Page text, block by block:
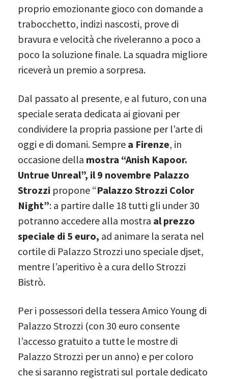
proprio emozionante gioco con domande a
trabocchetto, indizi nascosti, prove di
bravura e velocità che riveleranno a poco a
poco la soluzione finale. La squadra migliore
riceverà un premio a sorpresa.
Dal passato al presente, e al futuro, con una
speciale serata dedicata ai giovani per
condividere la propria passione per l’arte di
oggi e di domani. Sempre a Firenze, in
occasione della mostra “Anish Kapoor.
Untrue Unreal”, il 9 novembre Palazzo
Strozzi propone “Palazzo Strozzi Color
Night”: a partire dalle 18 tutti gli under 30
potranno accedere alla mostra al prezzo
speciale di 5 euro, ad animare la serata nel
cortile di Palazzo Strozzi uno speciale djset,
mentre l’aperitivo è a cura dello Strozzi
Bistrò.
Per i possessori della tessera Amico Young di
Palazzo Strozzi (con 30 euro consente
l’accesso gratuito a tutte le mostre di
Palazzo Strozzi per un anno) e per coloro
che si saranno registrati sul portale dedicato